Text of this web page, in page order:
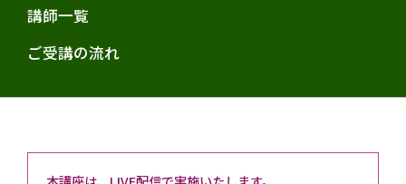
講師一覧
ご受講の流れ